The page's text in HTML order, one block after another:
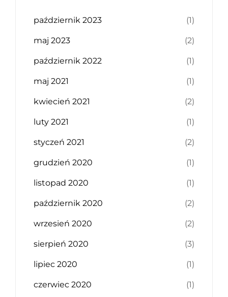
październik 2023 (1)
maj 2023 (2)
październik 2022 (1)
maj 2021 (1)
kwiecień 2021 (2)
luty 2021 (1)
styczeń 2021 (2)
grudzień 2020 (1)
listopad 2020 (1)
październik 2020 (2)
wrzesień 2020 (2)
sierpień 2020 (3)
lipiec 2020 (1)
czerwiec 2020 (1)